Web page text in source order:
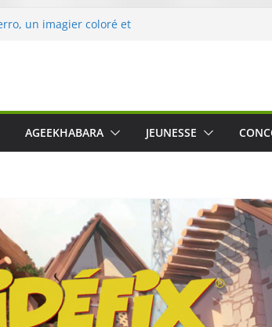
un imagier coloré et
intime et engagée à
», le film concert
sur Prime Video le 6 octobre
540 Active : un casque audio
AGEEKHABARA JEUNESSE